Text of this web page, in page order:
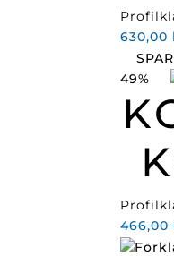
630,00
49%
466,00